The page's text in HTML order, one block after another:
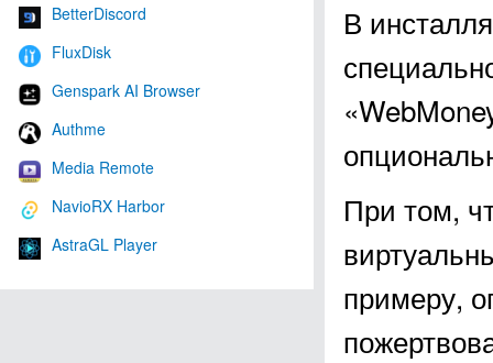
BetterDiscord
FluxDisk
Genspark AI Browser
Authme
Media Remote
NavioRX Harbor
AstraGL Player
В
При том,
примеру,